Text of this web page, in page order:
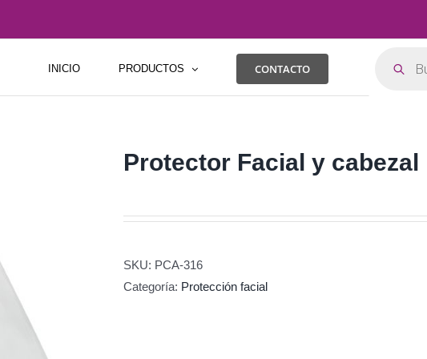
INICIO PRODUCTOS CONTACTO
productos
Protector Facial y cabezal
SKU: PCA-316
Categoría: Protección facial